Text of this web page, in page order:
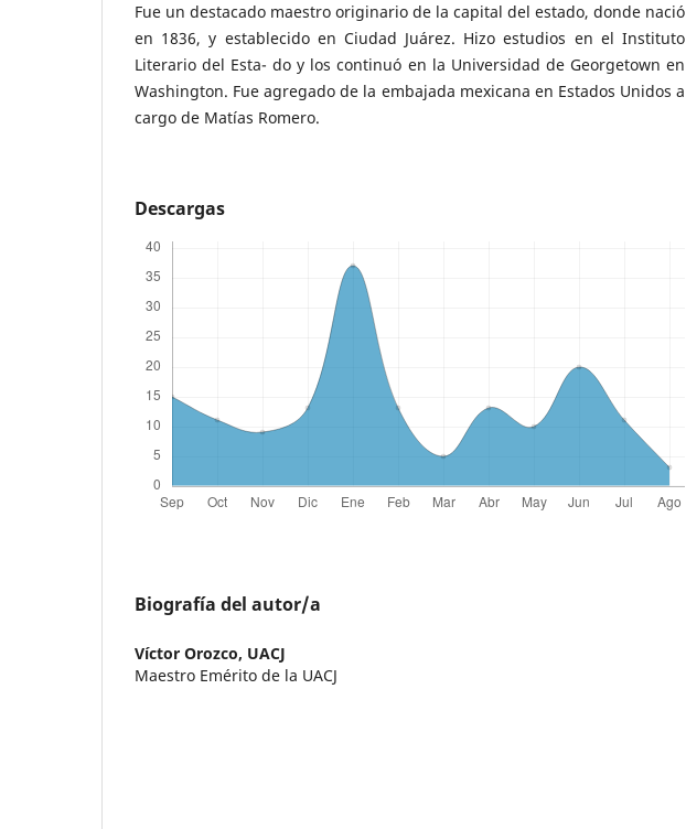
Fue un destacado maestro originario de la capital del estado, donde nació
en 1836, y establecido en Ciudad Juárez. Hizo estudios en el Instituto
Literario del Esta- do y los continuó en la Universidad de Georgetown en
Washington. Fue agregado de la embajada mexicana en Estados Unidos a
cargo de Matías Romero.
Descargas
Biografía del autor/a
Víctor Orozco, UACJ
Maestro Emérito de la UACJ